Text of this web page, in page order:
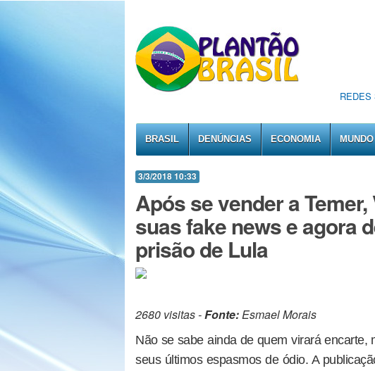
REDES
BRASIL DENÚNCIAS ECONOMIA MUNDO
3/3/2018 10:33
Após se vender a
suas fake news e agora
prisão de Lula
2680 visitas -Fonte:Esmael Morais
Não se sabe ainda de quem virará encarte,
seus últimos espasmos de ódio. A